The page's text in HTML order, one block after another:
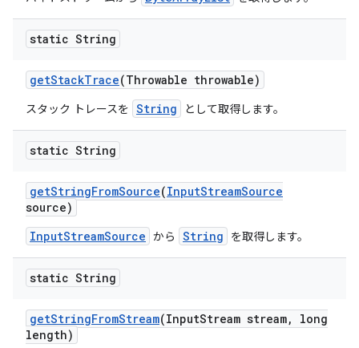
static String
getStackTrace(Throwable throwable)
スタック トレースを String として取得します。
static String
getStringFromSource(InputStreamSource
source)
InputStreamSource から String を取得します。
static String
getStringFromStream(InputStream stream,
long
length)